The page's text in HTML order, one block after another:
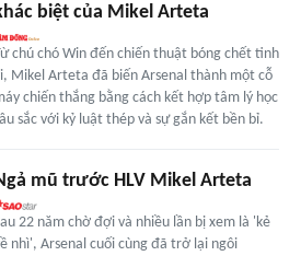
biệt của Mikel Arteta
chú chó Win đến chiến thuật bóng chết tinh
Mikel Arteta đã biến Arsenal thành một cỗ
chiến thắng bằng cách kết hợp tâm lý học
sắc với kỷ luật thép và sự gắn kết bền bỉ.
mũ trước HLV Mikel Arteta
22 năm chờ đợi và nhiều lần bị xem là 'kẻ
nhì', Arsenal cuối cùng đã trở lại ngôi